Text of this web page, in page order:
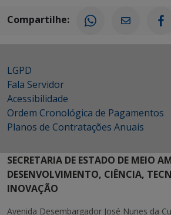
Compartilhe:
LGPD
Fala Servidor
Acessibilidade
Ordem Cronológica de Pagamentos
Planos de Contratações Anuais
SECRETARIA DE ESTADO DE MEIO
DESENVOLVIMENTO, CIÊNCIA,
INOVAÇÃO
Avenida Desembargador José Nunes da